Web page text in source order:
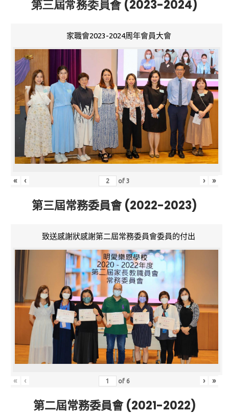
第三屆常務委員會 (2023-2024)
家職會2023-2024周年會員大會
« ‹ of3 › »
第三屆常務委員會 (2022-2023)
致送感謝狀感謝第二屆常務委員會委員的付出
« ‹ of 6 › »
第二屆常務委員會 (2021-2022)